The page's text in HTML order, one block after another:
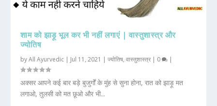
शाम को झाड़ू भूल कर भी नहीं लगाएं | वास्तुशास्त्र और
ज्योतिष
byAll Ayurvedic | Jul 11, 2021 |ज्योतिष,वास्तुशास्त्र | 0 |
अक्सर आपने कई बार बड़े बुजुर्गों के मुंह से सुना होना, रात को झाड़ू मत
लगाओ, तुलसी को मत छूओ और भी...